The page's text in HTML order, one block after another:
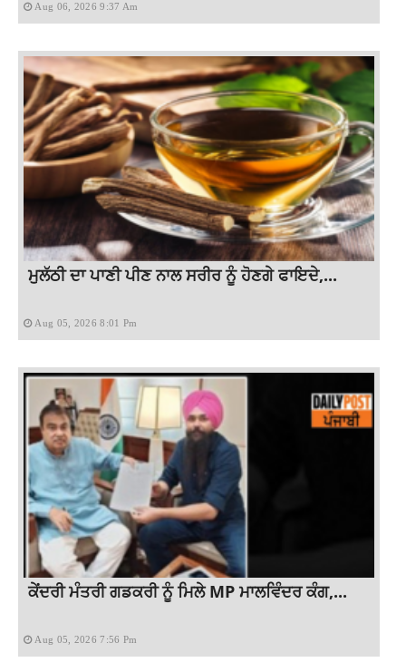
Aug 06, 2026 9:37 Am
ਮੁਲੱਠੀ ਦਾ ਪਾਣੀ ਪੀਣ ਨਾਲ ਸਰੀਰ ਨੂੰ ਹੋਣਗੇ ਫਾਇਦੇ,...
Aug 05, 2026 8:01 Pm
ਕੇਂਦਰੀ ਮੰਤਰੀ ਗਡਕਰੀ ਨੂੰ ਮਿਲੇ MP ਮਾਲਵਿੰਦਰ ਕੰਗ,...
Aug 05, 2026 7:56 Pm